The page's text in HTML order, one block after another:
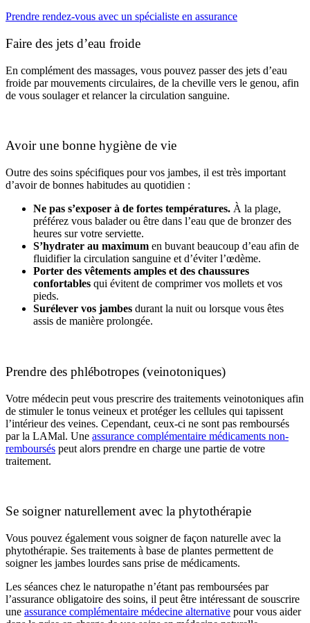
Prendre rendez-vous avec un spécialiste en assurance
Faire des jets d’eau froide
En complément des massages, vous pouvez passer des jets d’eau
froide par mouvements circulaires, de la cheville vers le genou, afin
de vous soulager et relancer la circulation sanguine.
Avoir une bonne hygiène de vie
Outre des soins spécifiques pour vos jambes, il est très important
d’avoir de bonnes habitudes au quotidien :
Ne pas s’exposer à de fortes températures. À la plage,
préférez vous balader ou être dans l’eau que de bronzer des
heures sur votre serviette.
S’hydrater au maximum en buvant beaucoup d’eau afin de
fluidifier la circulation sanguine et d’éviter l’œdème.
Porter des vêtements amples et des chaussures
confortables qui évitent de comprimer vos mollets et vos
pieds.
Surélever vos jambes durant la nuit ou lorsque vous êtes
assis de manière prolongée.
Prendre des phlébotropes (veinotoniques)
Votre médecin peut vous prescrire des traitements veinotoniques afin
de stimuler le tonus veineux et protéger les cellules qui tapissent
l’intérieur des veines. Cependant, ceux-ci ne sont pas remboursés
par la LAMal. Une assurance complémentaire médicaments non-
remboursés peut alors prendre en charge une partie de votre
traitement.
Se soigner naturellement avec la phytothérapie
Vous pouvez également vous soigner de façon naturelle avec la
phytothérapie. Ses traitements à base de plantes permettent de
soigner les jambes lourdes sans prise de médicaments.
Les séances chez le naturopathe n’étant pas remboursées par
l’assurance obligatoire des soins, il peut être intéressant de souscrire
une assurance complémentaire médecine alternative pour vous aider